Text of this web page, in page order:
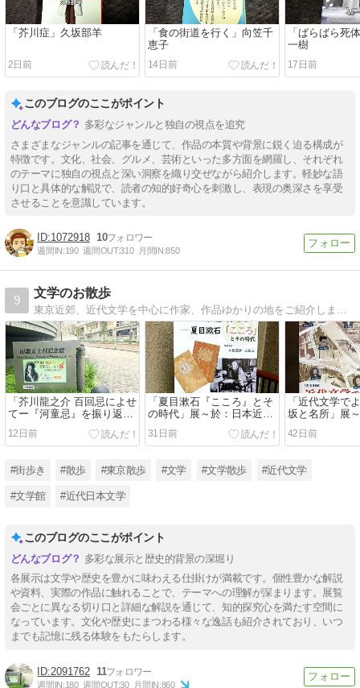
「芥川症」久坂部羊
2日前
「食の街道を行く」向笠千
恵子
14日前
「ばらばら死
一樹
17日前
このブログのここがポイント
多彩なジャンルと独自の視点を追究
さまざまなジャンルの記事を通じて、作品の本質や背景に鋭く迫る構成が
特徴です。文化、社会、グルメ、芸術といった多方面を網羅し、それぞれ
のテーマに独自の視点と深い洞察を織り交ぜながら紹介します。軽妙な語
り口と具体的な解説で、読者の知的好奇心を刺激し、表現の奥深さを享受
させることを意識しています。
1072918 10
週間IN:190 週間OUT:310 月間IN:850
9
文学のお散歩
東京近郊、近代文学を中心に作家、作品ゆかりの地をご紹介します。
「芥川龍之介 百回忌によせ
てー『河童忌』を振り返る
ー」展～於：田端文士村記
念館
12日前
「夏目漱石『こころ』とそ
の時代」展～於：日本近代
文学館
31日前
「近代文学で
坂と名所」展
記念館
42日前
#街歩き #散歩 #東京散歩 #文学 #文学散歩 #近代文学
#文学館 #近代日本文学
このブログのここがポイント
多彩な展示と歴史的背景の深堀り
各展示は文学や歴史を豊かに味わえる仕掛けが満載です。個性豊かな解説
や資料、実際の作品に触れることで、テーマへの理解が深まります。展覧
会ごとに異なる切り口と詳細な解説を通じて、知的探究心を満たす空間に
なっています。文化や歴史にまつわる様々な逸話も紹介されており、いつ
までも記憶に残る体験をもたらします。
2091762 11
週間IN:180 週間OUT:30 月間IN:860